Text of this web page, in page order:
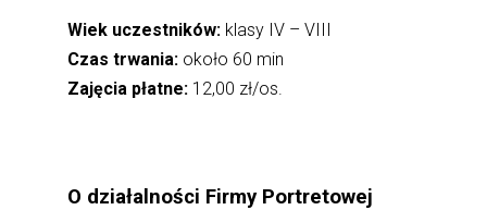
Wiek uczestników: klasy IV – VIII
Czas trwania: około 60 min
Zajęcia płatne: 12,00 zł/os.
O działalności Firmy Portretowej